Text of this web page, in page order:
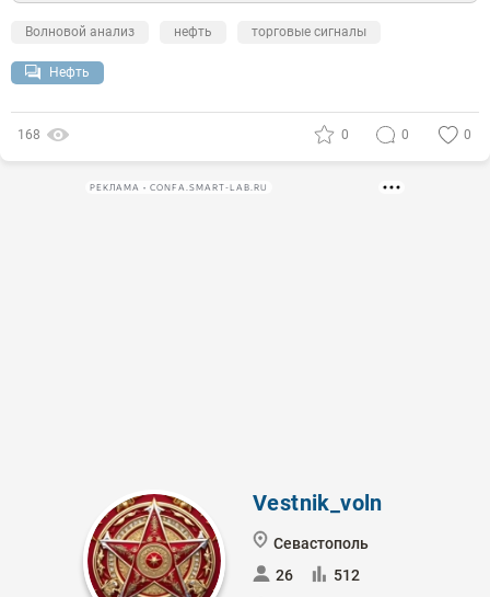
Волновой анализ нефть торговые сигналы
Нефть
168 0 0 0
РЕКЛАМА • CONFA.SMART-LAB.RU
Vestnik_voln
Севастополь
26
512